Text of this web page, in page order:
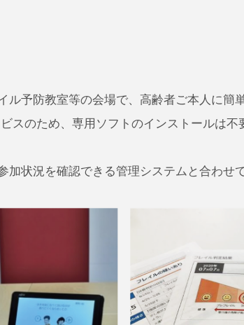
予防教室等の会場で、高齢者ご本人に簡
スのため、専用ソフトのインストールは
状況を確認できる管理システムと合わせ